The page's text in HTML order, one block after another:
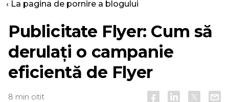
‹ La pagina de pornire a blogului
Publicitate Flyer: Cum să
derulați o campanie
eficientă de Flyer
8 min citit